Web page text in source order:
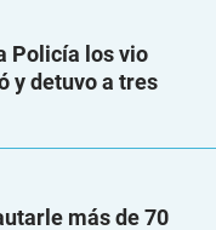
Policía los vio
y detuvo a tres
más de 70